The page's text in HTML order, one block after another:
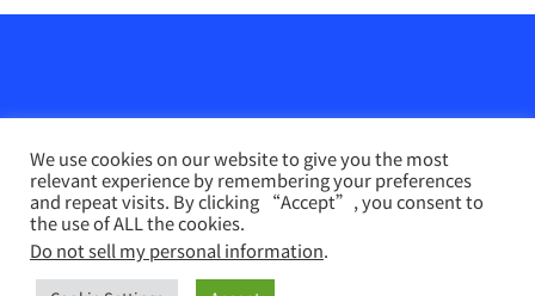
农业天地网 INFO PERTANIAN online （马来文）
Disclaimer
Privacy Policy
We use cookies on our website to give you the most
relevant experience by remembering your preferences
and repeat visits. By clicking “Accept”, you consent to
the use of ALL the cookies.
Do not sell my personal information.